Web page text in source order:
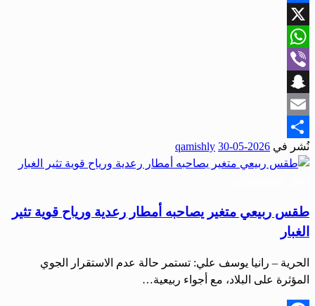
Facebook
X
WhatsApp
Viber
Snapchat
Email
Share
نُشر في 2026-05-30
qamishly
طقس ربيعي متغير يصاحبه أمطار رعدية ورياح قوية تثير
الغبار
الحرية – رانيا يوسف علي: تستمر حالة عدم الاستقرار الجوي
المؤثرة على البلاد، مع أجواء ربيعية…